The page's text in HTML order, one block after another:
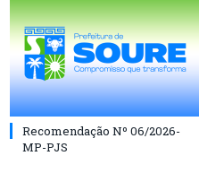
Recomendação Nº 06/2026-
MP-PJS